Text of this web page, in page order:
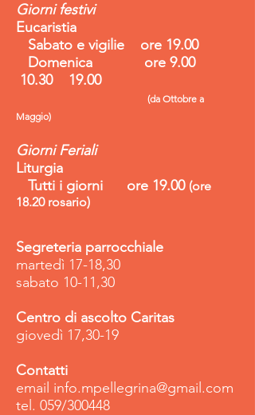
Giorni festivi
Eucaristia
Sabato e vigilie ore 19.00
Domenica ore 9.00
10.30 19.00
(da Ottobre a
Maggio)
Giorni Feriali
Liturgia
Tutti i giorni ore 19.00 (ore
18.20 rosario)
Segreteria parrocchiale
martedì 17-18,30
sabato 10-11,30
Centro di ascolto Caritas
giovedì 17,30-19
Contatti
email info.mpellegrina@gmail.com
tel. 059/300448